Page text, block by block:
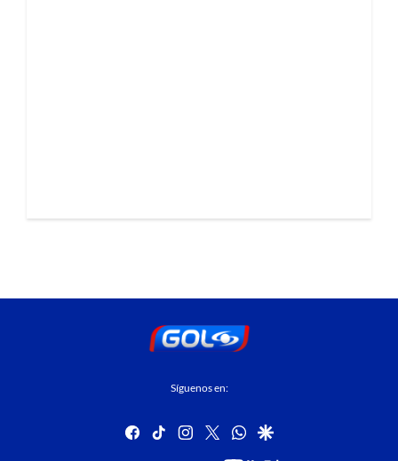
Síguenos en:
facebook
tiktok instagram
twitterwhatsapp
google